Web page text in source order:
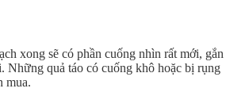
xong sẽ có phần cuống nhìn rất mới, gắn
Những quả táo có cuống khô hoặc bị rụng
mua.